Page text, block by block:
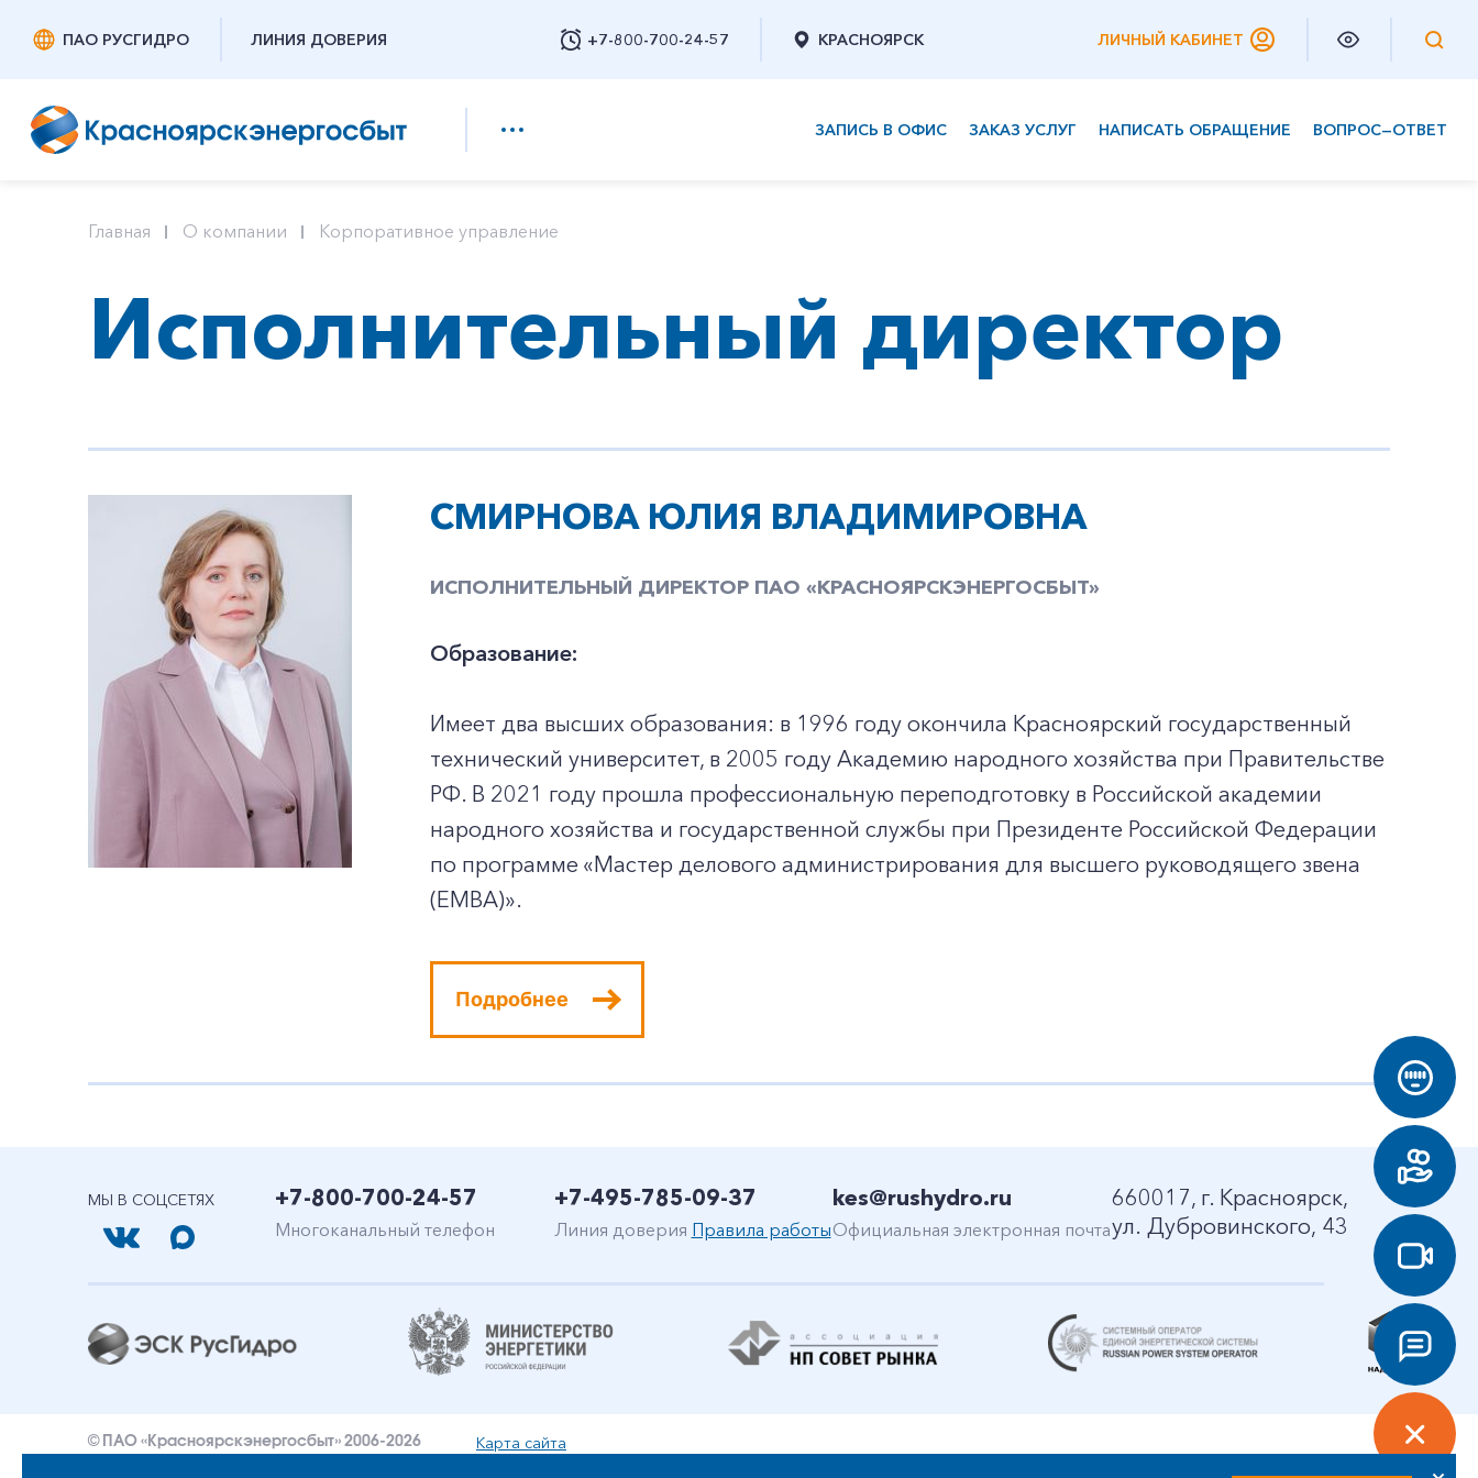
ПАО РУСГИДРО ЛИНИЯ ДОВЕРИЯ +7-800-700-24-57 КРАСНОЯРСК ЛИЧНЫЙ КАБИНЕТ
ЗАПИСЬ В ОФИС ЗАКАЗ УСЛУГ НАПИСАТЬ ОБРАЩЕНИЕ ВОПРОС—ОТВЕТ
+7-800-700-24-57
Заказать обратный звонок
Частным клиентам
Корпоративным клиентам
Главная О компании Корпоративное управление
Исполнительный директор
СМИРНОВА ЮЛИЯ ВЛАДИМИРОВНА
ИСПОЛНИТЕЛЬНЫЙ ДИРЕКТОР ПАО «КРАСНОЯРСКЭНЕРГОСБЫТ»
Образование:
Имеет два высших образования: в 1996 году окончила Красноярский государственный
технический университет, в 2005 году Академию народного хозяйства при Правительстве
РФ. В 2021 году прошла профессиональную переподготовку в Российской академии
народного хозяйства и государственной службы при Президенте Российской Федерации
по программе «Мастер делового администрирования для высшего руководящего звена
(ЕМВА)».
Подробнее
МЫ В СОЦСЕТЯХ +7-800-700-24-57
Многоканальный телефон
+7-495-785-09-37
Линия доверия Правила работы
kes@rushydro.ru
Официальная электронная почта
660017, г. Красноярск,
ул. Дубровинского, 43
© ПАО «Красноярскэнергосбыт» 2006-2026
Карта сайта